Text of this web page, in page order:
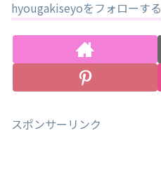
hyougakiseyoをフォローする
スポンサーリンク